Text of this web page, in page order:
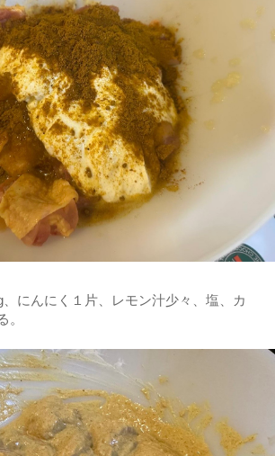
にんにく１片、レモン汁少々、塩、カ
。